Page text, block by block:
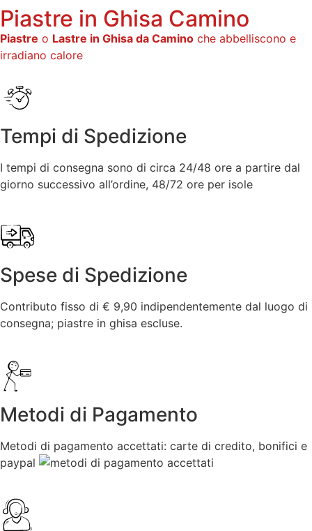
Piastre in Ghisa Camino
Piastre o Lastre in Ghisa da Camino che abbelliscono e
irradiano calore
Tempi di Spedizione
I tempi di consegna sono di circa 24/48 ore a partire dal
giorno successivo all’ordine, 48/72 ore per isole
Spese di Spedizione
Contributo fisso di € 9,90 indipendentemente dal luogo di
consegna; piastre in ghisa escluse.
Metodi di Pagamento
Metodi di pagamento accettati: carte di credito, bonifici e
paypal